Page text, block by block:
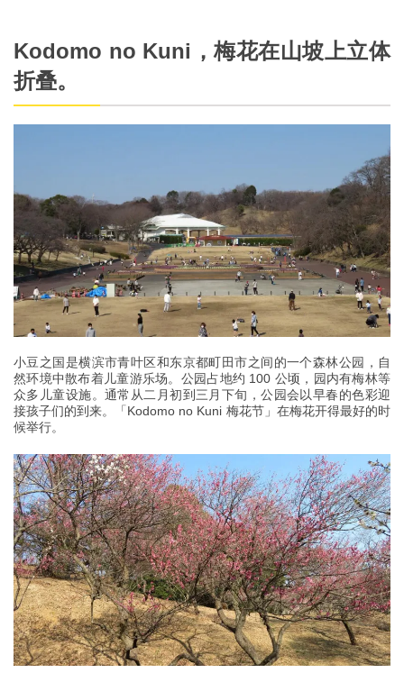
Kodomo no Kuni，梅花在山坡上立体
折叠。
小豆之国是横滨市青叶区和东京都町田市之间的一个森林公园，自
然环境中散布着儿童游乐场。公园占地约 100 公顷，园内有梅林等
众多儿童设施。通常从二月初到三月下旬，公园会以早春的色彩迎
接孩子们的到来。「Kodomo no Kuni 梅花节」在梅花开得最好的时
候举行。